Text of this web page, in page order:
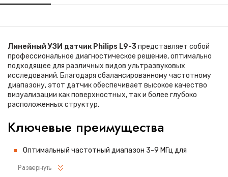
Линейный УЗИ датчик Philips L9-3представляет собой
профессиональное диагностическое решение, оптимально
подходящее для различных видов ультразвуковых
исследований. Благодаря сбалансированному частотному
диапазону, этот датчик обеспечивает высокое качество
визуализации как поверхностных, так и более глубоко
расположенных структур.
Ключевые преимущества
Оптимальный частотный диапазон 3-9 МГц для
Развернуть